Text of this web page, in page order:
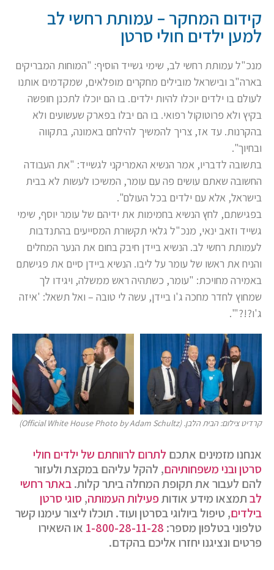
קידום המחקר – עמותת רחשי לב
למען ילדים חולי סרטן
מנכ"ל עמותת רחשי לב, שימי גשייד הוסיף: "המוחות המבריקים
בארה"ב ובישראל מובילים מחקרים מופלאים, שמקדמים אותנו
לעולם בו ילדים יוכלו להיות ילדים. בו הם יוכלו לתכנן חופשה
בקיץ ולא פרוטוקול רפואי. בו הם יבלו בפארק שעשועים ולא
בהקרנות. עד אז, צריך להמשיך להילחם באמונה, בתקווה
ובחיוך".
בתשובה לדבריו, אמר הנשיא האמריקני לגשייד: "את העבודה
החשובה שאתם עושים פה עם עומר, המשיכו לעשות לא בבית
בישראל, אלא עם ילדים בכל העולם".
בפגישתם, לחץ הנשיא בחמימות את ידיהם של עומר יוסף, שימי
גשייד וזאב ינאי, מנכ"ל גלאי תקשורת המסייעים בהתנדבות
לעמותת רחשי לב. הנשיא ביידן חיבק בחום את הנער המחלים
והניח את ראשו של עומר על ליבו. הנשיא ביידן סיים את פגישתם
באמירה מחויכת: "עומר, כשתהיה ראש ממשלה, ויגידו לך
שמחוץ לחדר מחכה ג'ו ביידן, עשה לי טובה – ואל תשאל: 'איזה
ג'ו?!?'".
קרדיט צילום: הבית הלבן. (Official White House Photo by Adam Schultz)
אנחנו מזמינים אתכם לתרום לרווחתם של ילדים חולי
סרטן ובני משפחותיהם, להקל עליהם במקצת ולעזור
להם לעבור את תקופת המחלה ביתר קלות.באתר רחשי
לבתמצאו מידע אודותפעילות העמותה, סוגי סרטן
בילדים, טיפול ביולוגי בסרטן ועוד. תוכלו ליצור עימנו קשר
טלפוני בטלפון מספר: 1-800-28-11-28 או השאירו
פרטים ונציגנו יחזרו אליכם בהקדם.